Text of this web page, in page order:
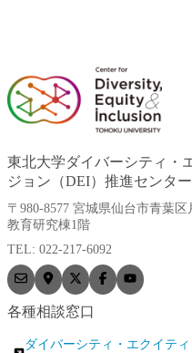
東北大学ダイバーシティ・
ジョン（DEI）推進センター
〒980-8577 宮城県仙台市青葉
教育研究棟1階
TEL: 022-217-6092
各種相談窓口
ダイバーシティ・エクイテ